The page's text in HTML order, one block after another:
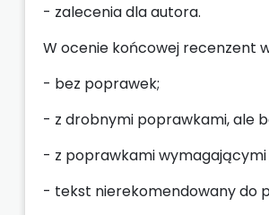
- zalecenia dla autora.
W ocenie końcowej recenzent
- bez poprawek;
- z drobnymi poprawkami, ale
- z poprawkami wymagającymi
- tekst nierekomendowany do